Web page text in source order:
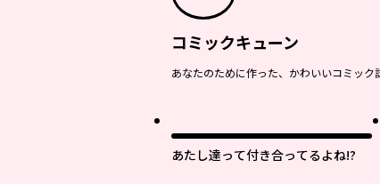
コミックキューン
あなたのために作った、かわいいコミック
あたし達って付き合ってるよね!?